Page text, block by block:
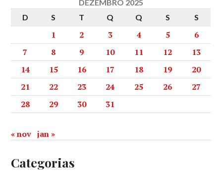
DEZEMBRO 2025
D
S T Q Q S S
1 2 3 4 5
6
7
8 9 10 11 12
13
14
15 16 17 18 19
20
21
22 23 24 25 26
27
28
29 30 31
« nov jan »
Categorias